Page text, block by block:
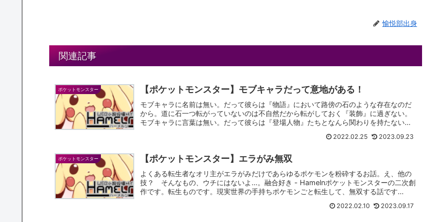
愉悦部出身
関連記事
ポケットモンスター 【ポケットモンスター】モブキャラだって意地がある！
モブキャラに名前は無い。だって彼らは『物語』において路傍の石のような存在なのだ
から。道に石一つ転がっていないのは不自然だから転がしておく『装飾』に過ぎない。
モブキャラに言葉は無い。だって彼らは『登場人物』たちとなんら関わりを持たないの
2022.02.25 2023.09.23
ポケットモンスター 【ポケットモンスター】エラがみ無双
よくある転生者なオリ主がエラがみだけであらゆるポケモンを粉砕するお話。え、他の
技？ そんなもの、ウチにはないよ…。融合好き - Hamelnポケットモンスターの二次創
作です。転生ものです。現実世界の手持ちポケモンごと転生して、無双する話です...
2022.02.10 2023.09.17